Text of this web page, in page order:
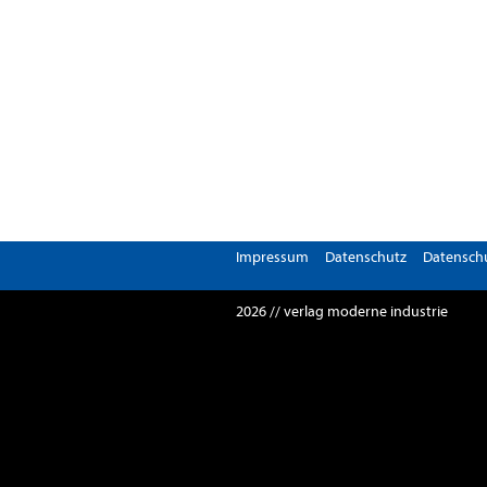
Impressum Datenschutz
2026 // verlag moderne industrie